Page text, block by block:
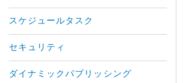
スケジュールタスク
セキュリティ
ダイナミックパブリッシング